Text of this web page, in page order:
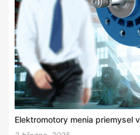
Elektromotory menia priemysel